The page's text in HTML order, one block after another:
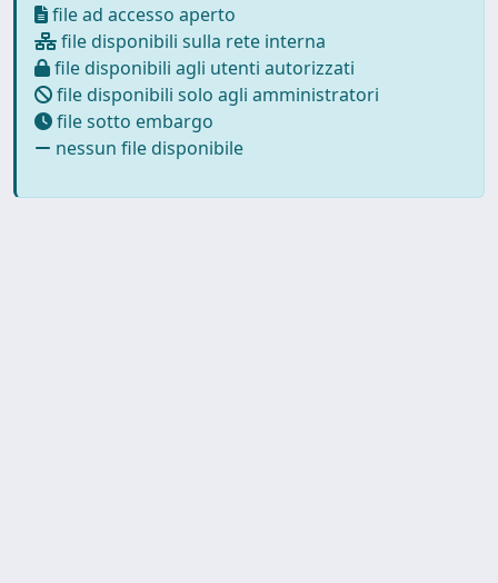
file ad accesso aperto
file disponibili sulla rete interna
file disponibili agli utenti autorizzati
file disponibili solo agli amministratori
file sotto embargo
nessun file disponibile